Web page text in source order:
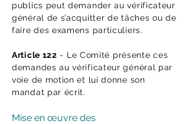
publics peut demander au vérificateur
général de s’acquitter de tâches ou de
faire des examens particuliers.
Article 122 - Le Comité présente ces
demandes au vérificateur général par
voie de motion et lui donne son
mandat par écrit.
Mise en œuvre des